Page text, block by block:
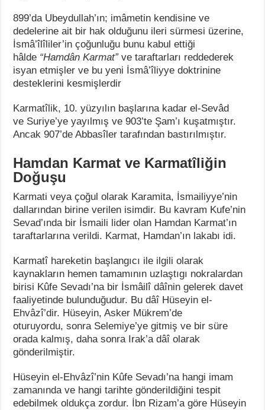
899’da Ubeydullah’ın; imâmetin kendisine ve
dedelerine ait bir hak olduğunu ileri sürmesi üzerine,
İsmâ’îlîliler’in çoğunluğu bunu kabul ettiği
hâlde “Hamdân Karmat”ve taraftarları reddederek
isyan etmişler ve bu yeni İsmâ’îliyye doktrinine
desteklerini kesmişlerdir
Karmatîlik, 10. yüzyılın başlarına kadar el-Sevâd
ve Suriye’ye yayılmış ve 903’te Şam’ı kuşatmıştır.
Ancak 907’de Abbasîler tarafından bastırılmıştır.
Hamdan Karmat ve Karmatîliğin
Doğuşu
Karmati veya çoğul olarak Karamita, İsmailiyye’nin
dallarından birine verilen isimdir. Bu kavram Kufe’nin
Sevad’ında bir İsmaili lider olan Hamdan Karmat’ın
taraftarlarına verildi. Karmat, Hamdan’ın lakabı idi.
Karmatî hareketin başlangıcı ile ilgili olarak
kaynakların hemen tamamının uzlaştıgı nokralardan
birisi Kûfe Sevadı’na bir İsmâilî dâînin gelerek davet
faaliyetinde bulunduğudur. Bu dâî Hüseyin el-
Ehvâzî’dir. Hüseyin, Asker Mükrem’de
oturuyordu, sonra Selemiye’ye gitmiş ve bir süre
orada kalmış, daha sonra Irak’a dâî olarak
gönderilmiştir.
Hüseyin el-Ehvâzî’nin Kûfe Sevadı’na hangi imam
zamanında ve hangi tarihte gönderildiğini tespit
edebilmek oldukça zordur. İbn Rizam’a göre Hüseyin